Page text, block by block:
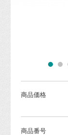
商品価格
商品番号